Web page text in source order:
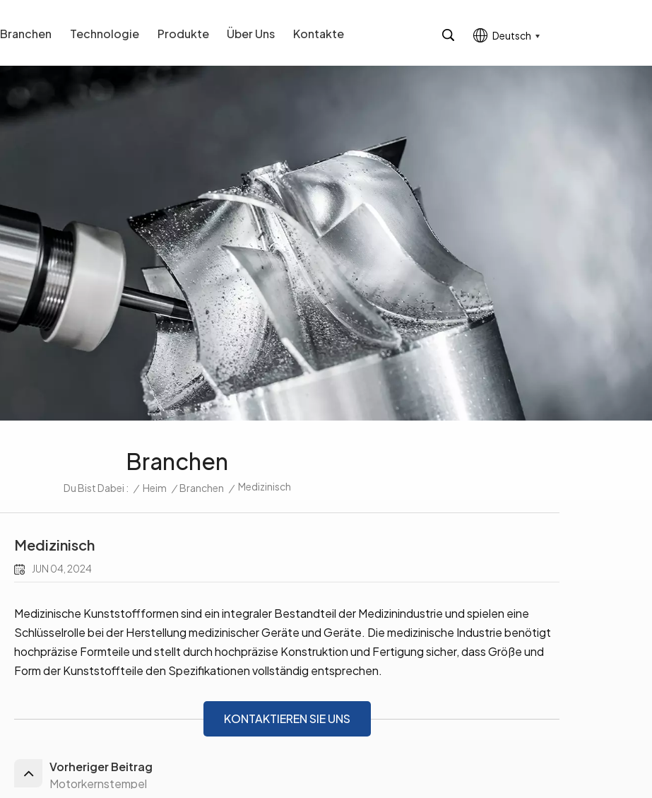
Branchen Technologie Produkte Über Uns Kontakte Deutsch
Branchen
Du Bist Dabei : / Heim / Branchen / Medizinisch
Medizinisch
JUN 04, 2024
Medizinische Kunststoffformen sind ein integraler Bestandteil der Medizinindustrie und spielen eine
Schlüsselrolle bei der Herstellung medizinischer Geräte und Geräte. Die medizinische Industrie benötigt
hochpräzise Formteile und stellt durch hochpräzise Konstruktion und Fertigung sicher, dass Größe und
Form der Kunststoffteile den Spezifikationen vollständig entsprechen.
KONTAKTIEREN SIE UNS
Vorheriger Beitrag
Motorkernstempel